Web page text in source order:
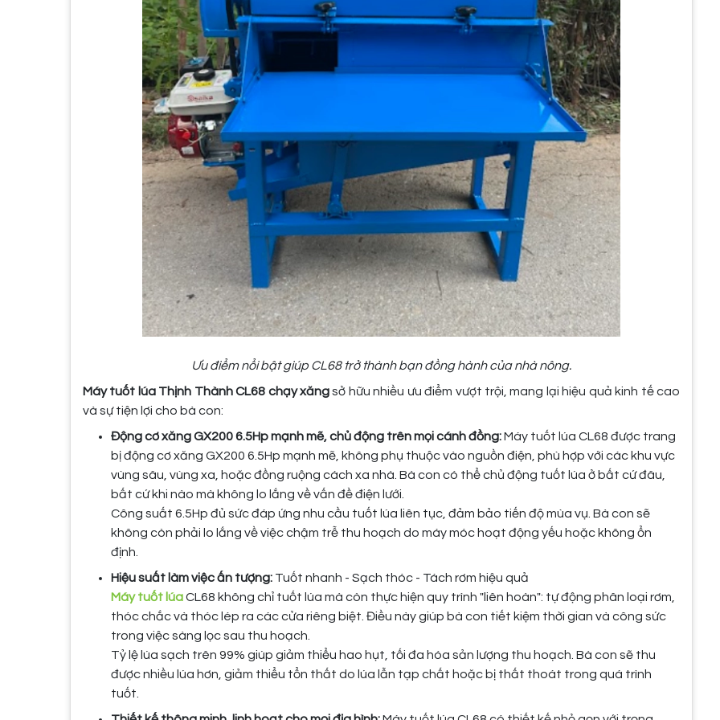
Ưu điểm nổi bật giúp CL68 trở thành bạn đồng hành của nhà nông.
Máy tuốt lúa Thịnh Thành CL68 chạy xăngsở hữu nhiều ưu điểm vượt trội, mang lại hiệu quả kinh tế cao
và sự tiện lợi cho bà con:
Động cơ xăng GX200 6.5Hp mạnh mẽ, chủ động trên mọi cánh đồng:Máy tuốt lúa CL68 được trang
bị động cơ xăng GX200 6.5Hp mạnh mẽ, không phụ thuộc vào nguồn điện, phù hợp với các khu vực
vùng sâu, vùng xa, hoặc đồng ruộng cách xa nhà. Bà con có thể chủ động tuốt lúa ở bất cứ đâu,
bất cứ khi nào mà không lo lắng về vấn đề điện lưới.
Công suất 6.5Hp đủ sức đáp ứng nhu cầu tuốt lúa liên tục, đảm bảo tiến độ mùa vụ. Bà con sẽ
không còn phải lo lắng về việc chậm trễ thu hoạch do máy móc hoạt động yếu hoặc không ổn
định.
Hiệu suất làm việc ấn tượng: Tuốt nhanh - Sạch thóc - Tách rơm hiệu quả
Máy tuốt lúaCL68 không chỉ tuốt lúa mà còn thực hiện quy trình "liên hoàn": tự động phân loại rơm,
thóc chắc và thóc lép ra các cửa riêng biệt. Điều này giúp bà con tiết kiệm thời gian và công sức
trong việc sàng lọc sau thu hoạch.
Tỷ lệ lúa sạch trên 99% giúp giảm thiểu hao hụt, tối đa hóa sản lượng thu hoạch. Bà con sẽ thu
được nhiều lúa hơn, giảm thiểu tổn thất do lúa lẫn tạp chất hoặc bị thất thoát trong quá trình
tuốt.